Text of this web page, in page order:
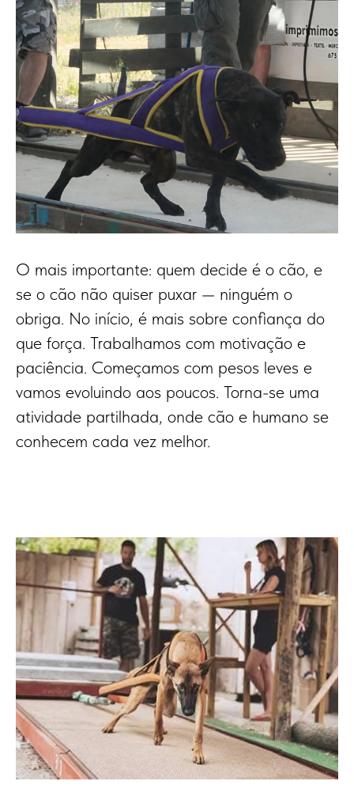
O mais importante: quem decide é o cão, e
se o cão não quiser puxar — ninguém o
obriga. No início, é mais sobre confiança do
que força. Trabalhamos com motivação e
paciência. Começamos com pesos leves e
vamos evoluindo aos poucos. Torna-se uma
atividade partilhada, onde cão e humano se
conhecem cada vez melhor.